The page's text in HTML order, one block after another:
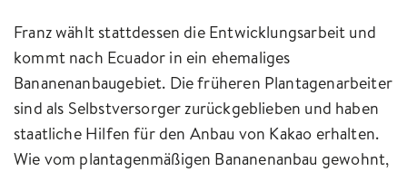
Franz wählt stattdessen die Entwicklungsarbeit und
kommt nach Ecuador in ein ehemaliges
Bananenanbaugebiet. Die früheren Plantagenarbeiter
sind als Selbstversorger zurückgeblieben und haben
staatliche Hilfen für den Anbau von Kakao erhalten.
Wie vom plantagenmäßigen Bananenanbau gewohnt,